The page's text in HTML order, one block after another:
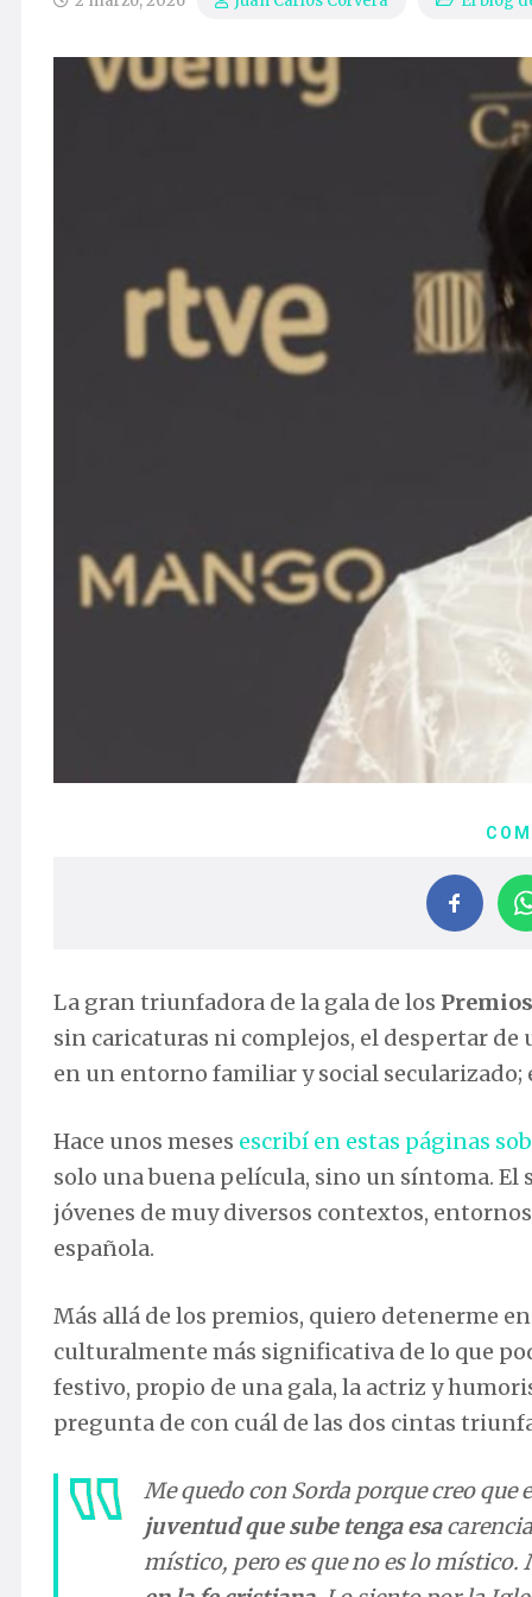
La gran triunfadora de la gala de los
sin caricaturas ni complejos, el despertar de
en un entorno familiar y social secularizado;
Hace unos meses escribí en estas páginas
solo una buena película, sino un síntoma.
jóvenes de muy diversos contextos,
española.
Más allá de los premios, quiero detenerme
culturalmente más significativa de lo que
festivo, propio de una gala, la actriz y
pregunta de con cuál de las dos cintas
Me quedo con Sorda porque creo que
juventud que sube tenga esa
místico, pero es que no es lo místico.